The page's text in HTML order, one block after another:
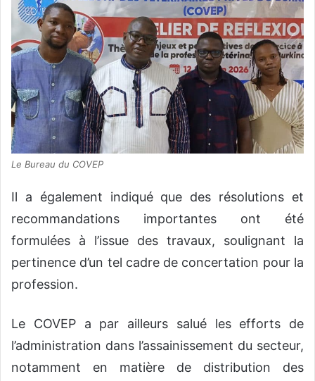
Le Bureau du COVEP
Il a également indiqué que des résolutions et
recommandations importantes ont été
formulées à l’issue des travaux, soulignant la
pertinence d’un tel cadre de concertation pour la
profession.
Le COVEP a par ailleurs salué les efforts de
l’administration dans l’assainissement du secteur,
notamment en matière de distribution des